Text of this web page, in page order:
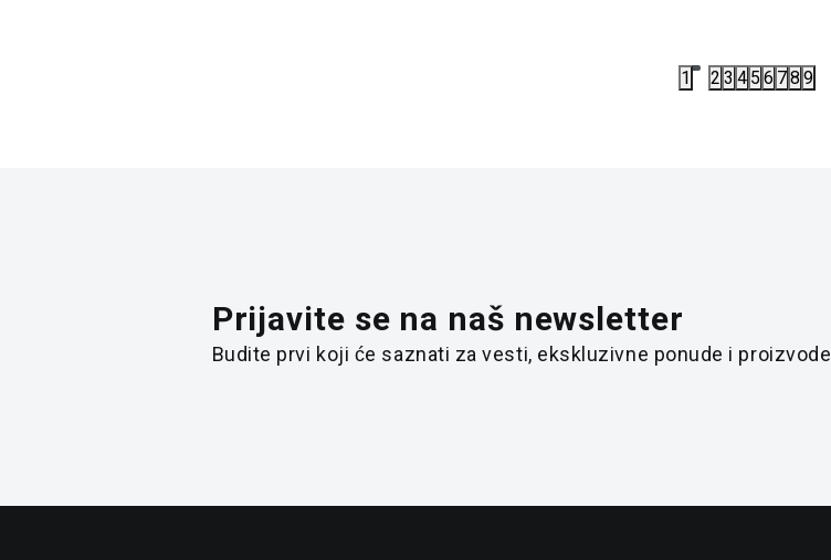
1 2 3 4 5 6 78 9
Prijavite se na naš newsletter
Budite prvi koji će saznati za vesti, ekskluzivne ponude i proizvode